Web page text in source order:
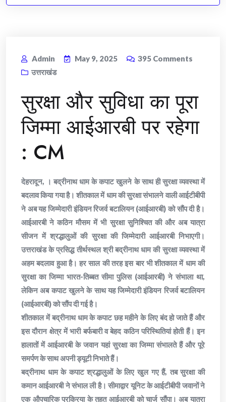
Admin May 9, 2025 395 Comments
उत्तराखंड
सुरक्षा और सुविधा का पूरा
जिम्मा आईआरबी पर रहेगा
: CM
देहरादून, । बद्रीनाथ धाम के कपाट खुलने के साथ ही सुरक्षा व्यवस्था में
बदलाव किया गया है। शीतकाल में धाम की सुरक्षा संभालने वाली आईटीबीपी
ने अब यह जिम्मेदारी इंडियन रिजर्व बटालियन (आईआरबी) को सौंप दी है।
आईआरबी ने कठिन मौसम में भी सुरक्षा सुनिश्चित की और अब यात्रा
सीजन में श्रद्धालुओं की सुरक्षा की जिम्मेदारी आईआरबी निभाएगी।
उत्तराखंड के प्रसिद्ध तीर्थस्थल श्री बद्रीनाथ धाम की सुरक्षा व्यवस्था में
अहम बदलाव हुआ है। हर साल की तरह इस बार भी शीतकाल में धाम की
सुरक्षा का जिम्मा भारत-तिब्बत सीमा पुलिस (आईआरबी) ने संभाला था,
लेकिन अब कपाट खुलने के साथ यह जिम्मेदारी इंडियन रिजर्व बटालियन
(आईआरबी) को सौंप दी गई है।
शीतकाल में बद्रीनाथ धाम के कपाट छह महीने के लिए बंद हो जाते हैं और
इस दौरान क्षेत्र में भारी बर्फबारी व बेहद कठिन परिस्थितियां होती हैं। इन
हालातों में आईआरबी के जवान यहां सुरक्षा का जिम्मा संभालते हैं और पूरे
समर्पण के साथ अपनी ड्यूटी निभाते हैं।
बद्रीनाथ धाम के कपाट श्रद्धालुओं के लिए खुल गए हैं, तब सुरक्षा की
कमान आईआरबी ने संभाल ली है। सीमाद्वार यूनिट के आईटीबीपी जवानों ने
एक औपचारिक प्रक्रिया के तहत आईआरबी को चार्ज सौंपा। अब यात्रा